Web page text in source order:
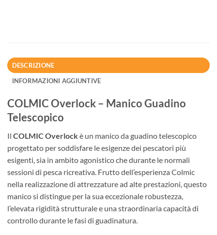
DESCRIZIONE
INFORMAZIONI AGGIUNTIVE
COLMIC Overlock – Manico Guadino
Telescopico
Il COLMIC Overlockè un manico da guadino telescopico
progettato per soddisfare le esigenze dei pescatori più
esigenti, sia in ambito agonistico che durante le normali
sessioni di pesca ricreativa. Frutto dell’esperienza Colmic
nella realizzazione di attrezzature ad alte prestazioni, questo
manico si distingue per la sua eccezionale robustezza,
l’elevata rigidità strutturale e una straordinaria capacità di
controllo durante le fasi di guadinatura.